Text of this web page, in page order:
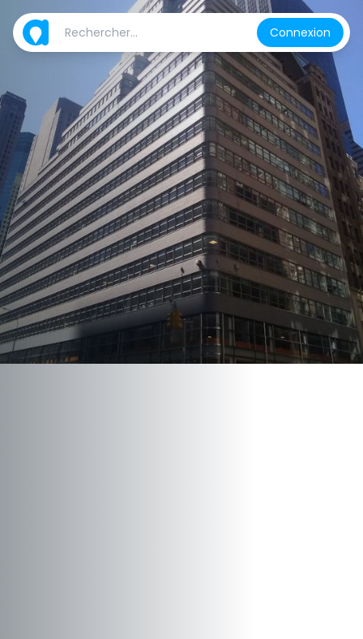
Connexion